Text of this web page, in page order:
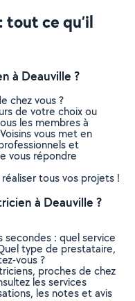
tout ce qu’il
à Deauville ?
chez vous ?
de votre choix ou
les membres à
vous met en
et
vous répondre
tous vos projets !
à Deauville ?
secondes : quel service
type de prestataire,
vous ?
proches de chez
les services
les notes et avis